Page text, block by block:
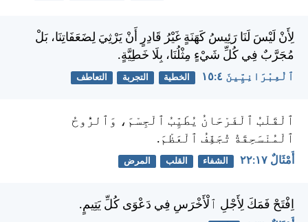
لِأَنْ لَيْسَ لَنَا رَئِيسُ كَهَنَةٍ غَيْرُ قَادِرٍ أَنْ يَرْثِيَ لِضَعَفَاتِنَا، بَلْ
مُجَرَّبٌ فِي كُلِّ شَيْءٍ مِثْلُنَا، بِلَا خَطِيَّةٍ.
ٱلْعِبْرَانِيِّينَ ٤:‏١٥ الخطية التجربة التعاطف
ٱلْقَلْبُ ٱلْفَرْحَانُ يُطَيِّبُ ٱلْجِسْمَ، وَٱلرُّوحُ
ٱلْمُنْسَحِقَةُ تُجَفِّفُ ٱلْعَظْمَ.
أَمْثَالٌ ١٧:‏٢٢ الشفاء القلب المرض
اِفْتَحْ فَمَكَ لِأَجْلِ ٱلْأَخْرَسِ فِي دَعْوَى كُلِّ يَتِيمٍ.